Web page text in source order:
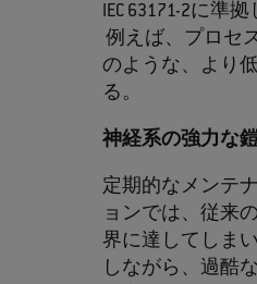
IEC 63171-2に
例えば、プロセ
のような、より
る。
神経系の強力な
定期的なメンテ
ョンでは、従来
界に達してしまい
しながら、過酷